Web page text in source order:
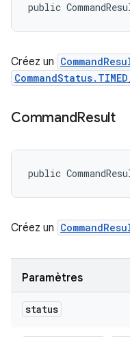
public
Créez un
CommandResult
public
Créez un
Paramètres
status